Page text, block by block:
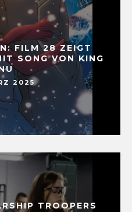
FILM 28 ZEIGT
SONG VON KING
2025
TROOPERS